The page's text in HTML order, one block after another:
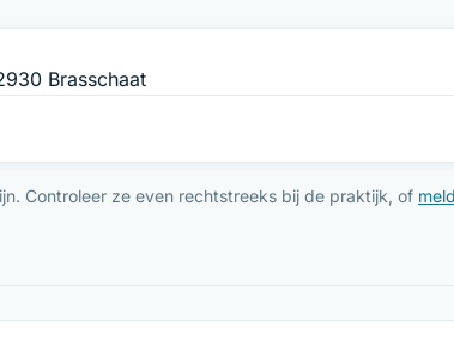
Brasschaat
Controleer ze even rechtstreeks bij de praktijk, of